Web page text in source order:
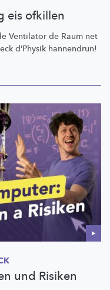
eis ofkillen
Ventilator de Raum net
d’Physik hannendrun!
und Risiken